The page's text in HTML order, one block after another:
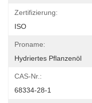
Zertifizierung:
ISO
Proname:
Hydriertes Pflanzenöl
CAS-Nr.:
68334-28-1